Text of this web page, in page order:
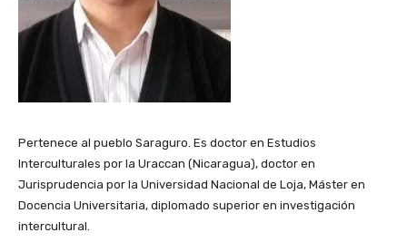
Pertenece al pueblo Saraguro. Es doctor en Estudios
Interculturales por la Uraccan (Nicaragua), doctor en
Jurisprudencia por la Universidad Nacional de Loja, Máster en
Docencia Universitaria, diplomado superior en investigación
intercultural.